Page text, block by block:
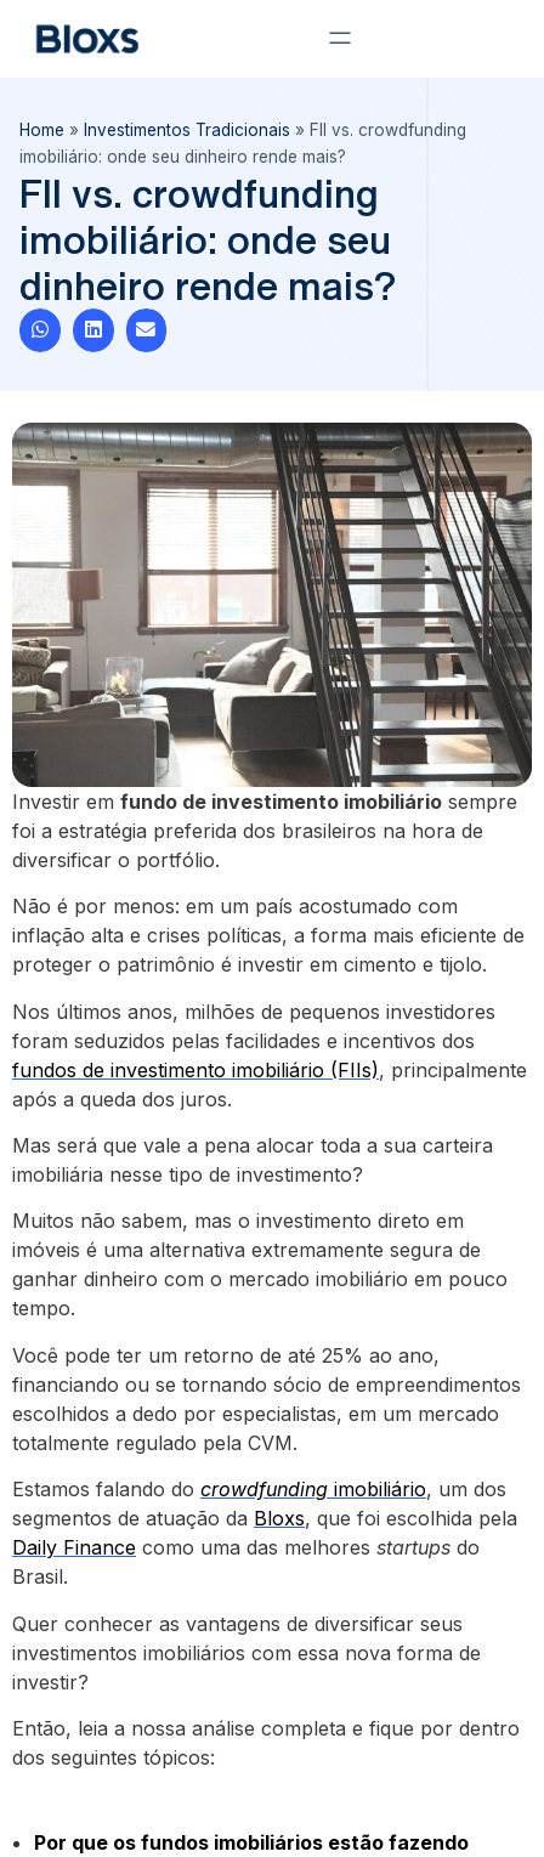
Home » Investimentos Tradicionais » FII vs. crowdfunding
imobiliário: onde seu dinheiro rende mais?
FII vs. crowdfunding
imobiliário: onde seu
dinheiro rende mais?
Investir em fundo de investimento imobiliário sempre
foi a estratégia preferida dos brasileiros na hora de
diversificar o portfólio.
Não é por menos: em um país acostumado com
inflação alta e crises políticas, a forma mais eficiente de
proteger o patrimônio é investir em cimento e tijolo.
Nos últimos anos, milhões de pequenos investidores
foram seduzidos pelas facilidades e incentivos dos
fundos de investimento imobiliário (FIIs), principalmente
após a queda dos juros.
Mas será que vale a pena alocar toda a sua carteira
imobiliária nesse tipo de investimento?
Muitos não sabem, mas o investimento direto em
imóveis é uma alternativa extremamente segura de
ganhar dinheiro com o mercado imobiliário em pouco
tempo.
Você pode ter um retorno de até 25% ao ano,
financiando ou se tornando sócio de empreendimentos
escolhidos a dedo por especialistas, em um mercado
totalmente regulado pela CVM.
Estamos falando do crowdfunding imobiliário, um dos
segmentos de atuação da Bloxs, que foi escolhida pela
Daily Finance como uma das melhores startups do
Brasil.
Quer conhecer as vantagens de diversificar seus
investimentos imobiliários com essa nova forma de
investir?
Então, leia a nossa análise completa e fique por dentro
dos seguintes tópicos:
Por que os fundos imobiliários estão fazendo